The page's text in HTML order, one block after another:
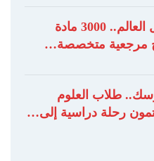
مسلمون حول العالم.. 3000 مادة
مرجعية متخصصة…
طلاب العلوم
رحلة دراسية إلى…